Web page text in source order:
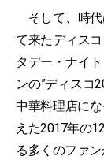
そして、時代
て来たディス
タデー・ナイ
ンの”ディスコ
中華料理店に
えた2017年の
る多くのファ